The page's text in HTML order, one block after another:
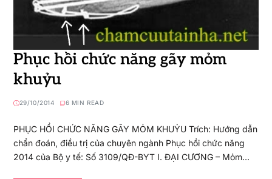
Phục hồi chức năng gãy mỏm
khuỷu
29/10/2014 6 MIN READ
PHỤC HỒI CHỨC NĂNG GÃY MỎM KHUỶU Trích: Hướng dẫn
chẩn đoán, điều trị của chuyên ngành Phục hồi chức năng
2014 của Bộ y tế: Số 3109/QĐ-BYT I. ĐẠI CƯƠNG – Mỏm…